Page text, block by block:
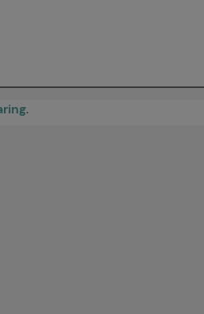
.